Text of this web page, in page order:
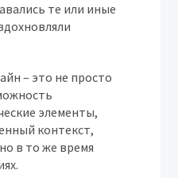
те или иные
– это не просто
элементы,
контекст,
в то же время